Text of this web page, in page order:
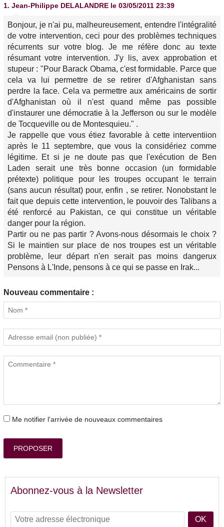
1. Jean-Philippe DELALANDRE le 03/05/2011 23:39
Bonjour, je n'ai pu, malheureusement, entendre l'intégralité
de votre intervention, ceci pour des problèmes techniques
récurrents sur votre blog. Je me réfère donc au texte
résumant votre intervention. J'y lis, avex approbation et
stupeur : "Pour Barack Obama, c'est formidable. Parce que
cela va lui permettre de se retirer d'Afghanistan sans
perdre la face. Cela va permettre aux américains de sortir
d'Afghanistan où il n'est quand même pas possible
d'instaurer une démocratie à la Jefferson ou sur le modèle
de Tocqueville ou de Montesquieu." .
Je rappelle que vous étiez favorable à cette interventiion
après le 11 septembre, que vous la considériez comme
légitime. Et si je ne doute pas que l'exécution de Ben
Laden serait une très bonne occasion (un formidable
prétexte) politique pour les troupes occupant le terrain
(sans aucun résultat) pour, enfin , se retirer. Nonobstant le
fait que depuis cette intervention, le pouvoir des Talibans a
été renforcé au Pakistan, ce qui constitue un véritable
danger pour la région.
Partir ou ne pas partir ? Avons-nous désormais le choix ?
Si le maintien sur place de nos troupes est un véritable
problème, leur départ n'en serait pas moins dangerux
Pensons à L'Inde, pensons à ce qui se passe en Irak...
Nouveau commentaire :
Me notifier l'arrivée de nouveaux commentaires
PROPOSER
Abonnez-vous à la Newsletter
OK